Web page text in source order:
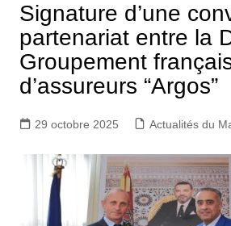
Signature d’une
partenariat entre la
Groupement
d’assureurs “Argos”
29 octobre 2025 Actualités du